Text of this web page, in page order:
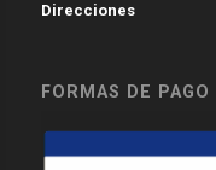
Direcciones
FORMAS DE PAGO